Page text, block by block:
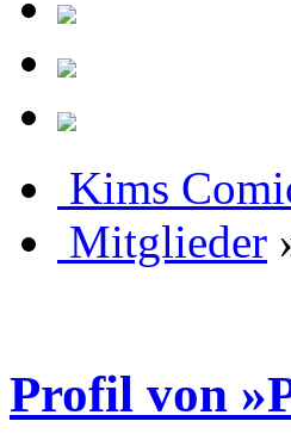
Kims
Mitglieder
Profil von